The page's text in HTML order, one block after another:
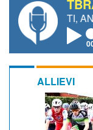
ANDREA
ALLIEVI